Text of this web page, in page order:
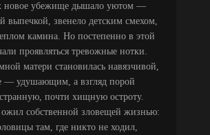
новое убежище дышало уютом —
выпечкой, звенело детским смехом,
камина. Но постепенно в этой
проявляться тревожные нотки.
матери становилась навязчивой,
— удушающим, а взгляд порой
почти хищную остроту.
собственной зловещей жизнью:
там, где никто не ходил,